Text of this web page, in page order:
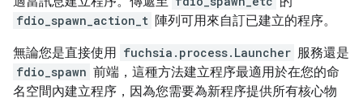
fdio_spawn_action_t 陣列可用來自訂已建立的程序。
無論您是直接使用 fuchsia.process.Launcher 服務還是
fdio_spawn 前端，這種方法建立程序最適用於在您的命
名空間內建立程序，因為您需要為新程序提供所有核心物